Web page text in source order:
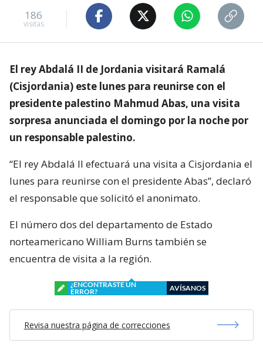
186
visitas
El rey Abdalá II de Jordania visitará Ramalá
(Cisjordania) este lunes para reunirse con el
presidente palestino Mahmud Abas, una visita
sorpresa anunciada el domingo por la noche por
un responsable palestino.
“El rey Abdalá II efectuará una visita a Cisjordania el
lunes para reunirse con el presidente Abas”, declaró
el responsable que solicitó el anonimato.
El número dos del departamento de Estado
norteamericano William Burns también se
encuentra de visita a la región.
¿ENCONTRASTE UN
ERROR?
AVÍSANOS
Revisa nuestra página de correcciones